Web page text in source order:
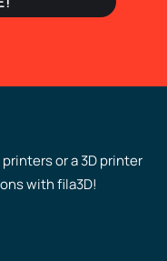
or a 3D printer
with fila3D!